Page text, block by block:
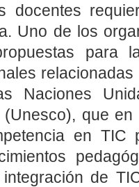
docentes
Uno de los
para
Naciones
(Unesco), que en
en TIC
de